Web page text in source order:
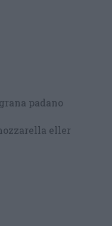
padano
eller